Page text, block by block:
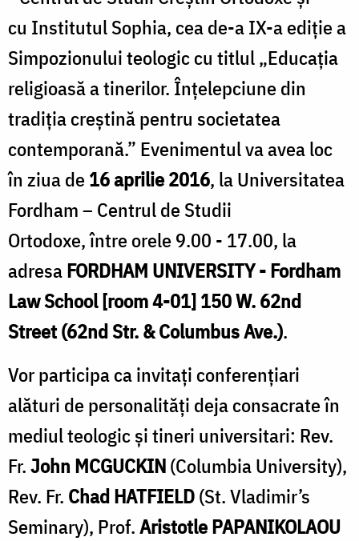
Două
Americi
cu Institutul Sophia, cea de-a IX-a ediție a
Simpozionului teologic cu titlul „Educația
religioasă a tinerilor. Înțelepciune din
tradiția creștină pentru societatea
contemporană.” Evenimentul va avea loc
în ziua de16 aprilie 2016, la Universitatea
Fordham – Centrul de Studii
Ortodoxe, între orele 9.00 - 17.00, la
adresaFORDHAM UNIVERSITY - Fordham
Law School [room 4-01] 150 W. 62nd
Street (62nd Str. & Columbus Ave.).
Vor participa ca invitați conferențiari
alături de personalități deja consacrate în
mediul teologic și tineri universitari: Rev.
Fr.John MCGUCKIN(Columbia University),
Rev. Fr. Chad HATFIELD(St. Vladimir’s
Seminary), Prof.Aristotle PAPANIKOLAOU